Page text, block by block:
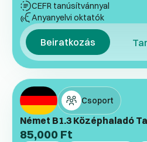
CEFR tanúsítvánnyal
Anyanyelvi oktatók
Beiratkozás
Csoport
Német B1.3 Középhaladó
85,000 Ft